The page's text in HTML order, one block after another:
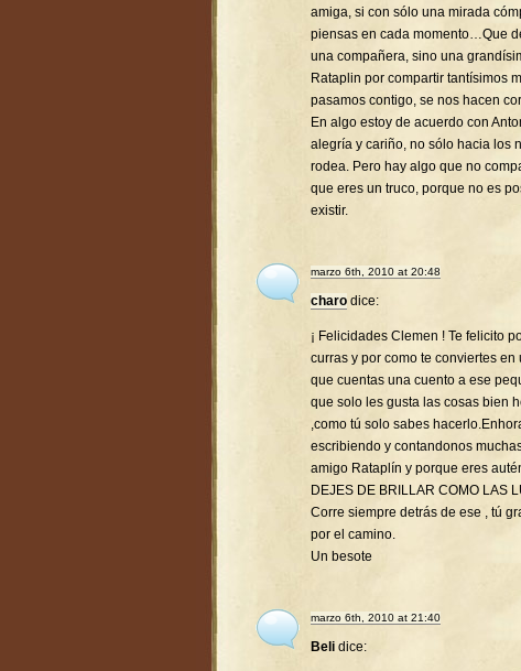
amiga, si con sólo una mirada
piensas en cada momento…Que
una compañera, sino una
Rataplin por compartir tantísimos
pasamos contigo, se nos hacen
En algo estoy de acuerdo con
alegría y cariño, no sólo hacia los
rodea. Pero hay algo que no
que eres un truco, porque no es
existir.
marzo 6th, 2010 at 20:48
charo dice:
¡ Felicidades Clemen ! Te felicito
curras y por como te conviertes
que cuentas una cuento a ese
que solo les gusta las cosas bien
,como tú solo sabes
escribiendo y contandonos
amigo Rataplín y porque eres
DEJES DE BRILLAR COMO LAS
Corre siempre detrás de ese , tú
por el camino.
Un besote
marzo 6th, 2010 at 21:40
Beli dice: